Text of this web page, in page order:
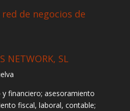
de negocios de
NETWORK, SL
financiero; asesoramiento
fiscal, laboral, contable;